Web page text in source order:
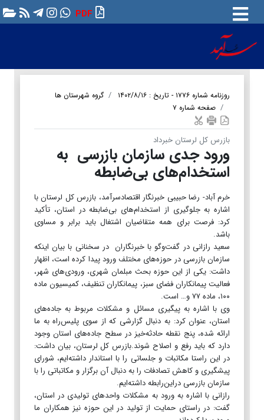
PDF
روزنامه شماره ۱۷۷۶ - تاریخ : ۱۴۰۲/۸/۱۶
گروه شهرستان ها
صفحه شماره ۷
بازرس کل لرستان خبرداد
ورود جدی سازمان بازرسی به
استخدام‌های بی‌ضابطه
خرم آباد- رضا حبیبی خبرنگار اقتصادسرآمد، بازرس کل لرستان با
اشاره به جلوگیری از استخدام‌های بی‌ضابطه در استان، تأکید
کرد: فرصت برای همه متقاضیان اشتغال باید برابر و مساوی
باشد.
سعید رازانی در گفت‌وگو با خبرنگاران در سخنانی با بیان اینکه
سازمان بازرسی در حوزه‌های مختلف ورود پیدا کرده است، اظهار
داشت: یکی از این حوزه بحث مبلمان شهری، ورودی‌های شهر،
فعالیت پیمانکاران فضای سبز، پیمانکاران تنظیف، کمیسیون ماده
۱۰۰، ماده ۷۷ و… است.
وی با اشاره به پیگیری مسائل و مشکلات مربوط به جاده‌های
استان، عنوان کرد: به دنبال گزارشی که از سوی پلیس‌راه به ما
ارائه شده، پنج نقطه حادثه‌خیز در سطح جاده‌های استان وجود
دارد که باید رفع و اصلاح شوند.بازرس کل لرستان، بیان داشت:
در این راستا مکاتبات و جلساتی را با استاندار داشته‌ایم، شورای
پیشگیری و کاهش تصادفات را به دنبال آن برگزار و مکاتباتی را با
سازمان بازرسی دراین‌رابطه داشته‌ایم.
رازانی با اشاره به ورود به مشکلات واحدهای تولیدی در استان،
گفت: در راستای حمایت از تولید در این حوزه نیز همکاران ما